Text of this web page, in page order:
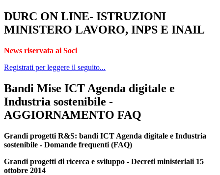
DURC ON LINE- ISTRUZIONI
MINISTERO LAVORO, INPS E INAIL
News riservata ai Soci
Registrati per leggere il seguito...
Bandi Mise ICT Agenda digitale e
Industria sostenibile -
AGGIORNAMENTO FAQ
Grandi progetti R&S: bandi ICT Agenda digitale e Industria
sostenibile - Domande frequenti (FAQ)
Grandi progetti di ricerca e sviluppo - Decreti ministeriali 15
ottobre 2014